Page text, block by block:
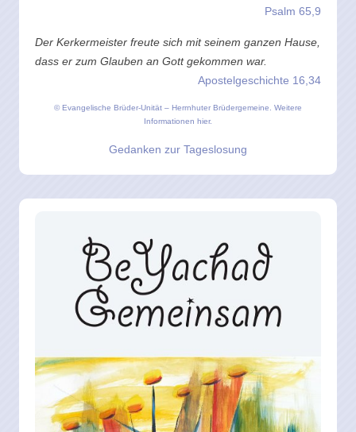
Psalm 65,9
Der Kerkermeister freute sich mit seinem ganzen Hause,
dass er zum Glauben an Gott gekommen war.
Apostelgeschichte 16,34
© Evangelische Brüder-Unität – Herrnhuter Brüdergemeine.
Weitere
Informationen hier.
Gedanken zur Tageslosung